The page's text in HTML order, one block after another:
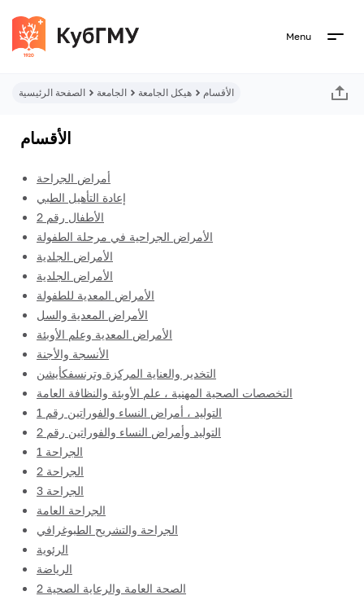
Menu
الصفحة الرئيسية الجامعة هيكل الجامعة الأقسام
الأقسام
أمراض الجراحة
إعادة التأهيل الطبي
الأطفال رقم 2
الأمراض الجراحية في مرحلة الطفولة
الأمراض الجلدية
الأمراض الجلدية
الأمراض المعدية للطفولة
الأمراض المعدية والسل
الأمراض المعدية وعلم الأوبئة
الأنسجة والأجنة
التخدير والعناية المركزة وترنسفكأيشن
التخصصات الصحية المهنية ، علم الأوبئة والنظافة العامة
التوليد ، أمراض النساء والفوراتين رقم 1
التوليد وأمراض النساء والفوراتين رقم 2
الجراحة 1
الجراحة 2
الجراحة 3
الجراحة العامة
الجراحة والتشريح الطبوغرافي
الرئوية
الرياضة
الصحة العامة والرعاية الصحية 2